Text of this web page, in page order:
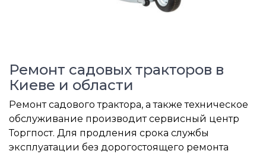
Ремонт садовых тракторов в
Киеве и области
Ремонт садового трактора, а также техническое
обслуживание производит сервисный центр
Торгпост. Для продления срока службы
эксплуатации без дорогостоящего ремонта